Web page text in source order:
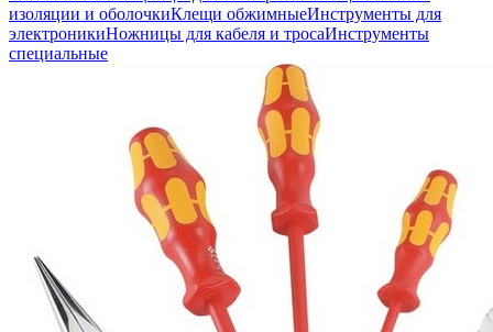
изоляции и оболочкиКлещи обжимныеИнструменты для
электроникиНожницы для кабеля и тросаИнструменты
специальные